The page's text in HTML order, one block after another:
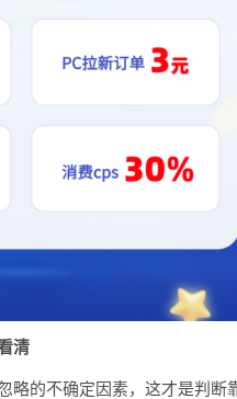
清
略的不确定因素，这才是判断